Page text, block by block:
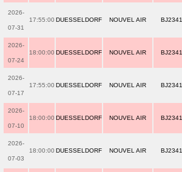
2026-
07-31
17:55:00 DUESSELDORF NOUVEL AIR BJ2341
2026-
07-24
18:00:00 DUESSELDORF NOUVEL AIR BJ2341
2026-
07-17
17:55:00 DUESSELDORF NOUVEL AIR BJ2341
2026-
07-10
18:00:00 DUESSELDORF NOUVEL AIR BJ2341
2026-
07-03
18:00:00 DUESSELDORF NOUVEL AIR BJ2341